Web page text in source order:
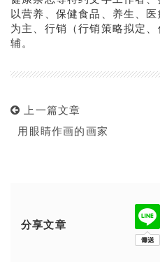
以营养、保健食品、养生、
为主、行销（行销策略拟定
辅。
上一篇文章
用眼睛作画的画家
分享文章